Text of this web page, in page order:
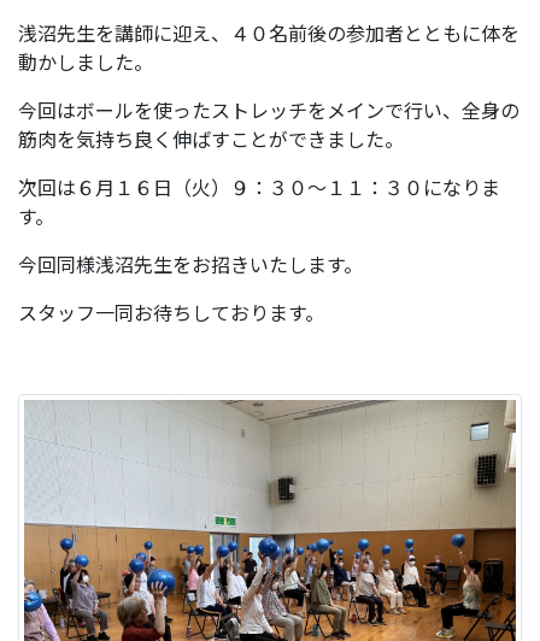
浅沼先生を講師に迎え、４０名前後の参加者とともに体を
動かしました。
今回はボールを使ったストレッチをメインで行い、全身の
筋肉を気持ち良く伸ばすことができました。
次回は６月１６日（火）９：３０～１１：３０になりま
す。
今回同様浅沼先生をお招きいたします。
スタッフ一同お待ちしております。